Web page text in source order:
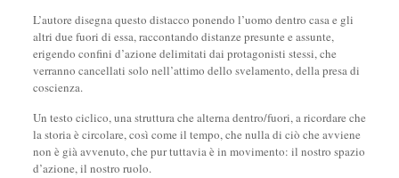
L’autore disegna questo distacco ponendo l’uomo dentro casa e gli
altri due fuori di essa, raccontando distanze presunte e assunte,
erigendo confini d’azione delimitati dai protagonisti stessi, che
verranno cancellati solo nell’attimo dello svelamento, della presa di
coscienza.
Un testo ciclico, una struttura che alterna dentro/fuori, a ricordare che
la storia è circolare, così come il tempo, che nulla di ciò che avviene
non è già avvenuto, che pur tuttavia è in movimento: il nostro spazio
d’azione, il nostro ruolo.